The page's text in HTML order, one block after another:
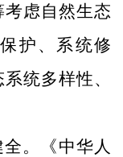
虑自然生态
护、系统修
统多样性、
。《中华人